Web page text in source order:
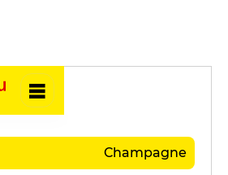
Champagne